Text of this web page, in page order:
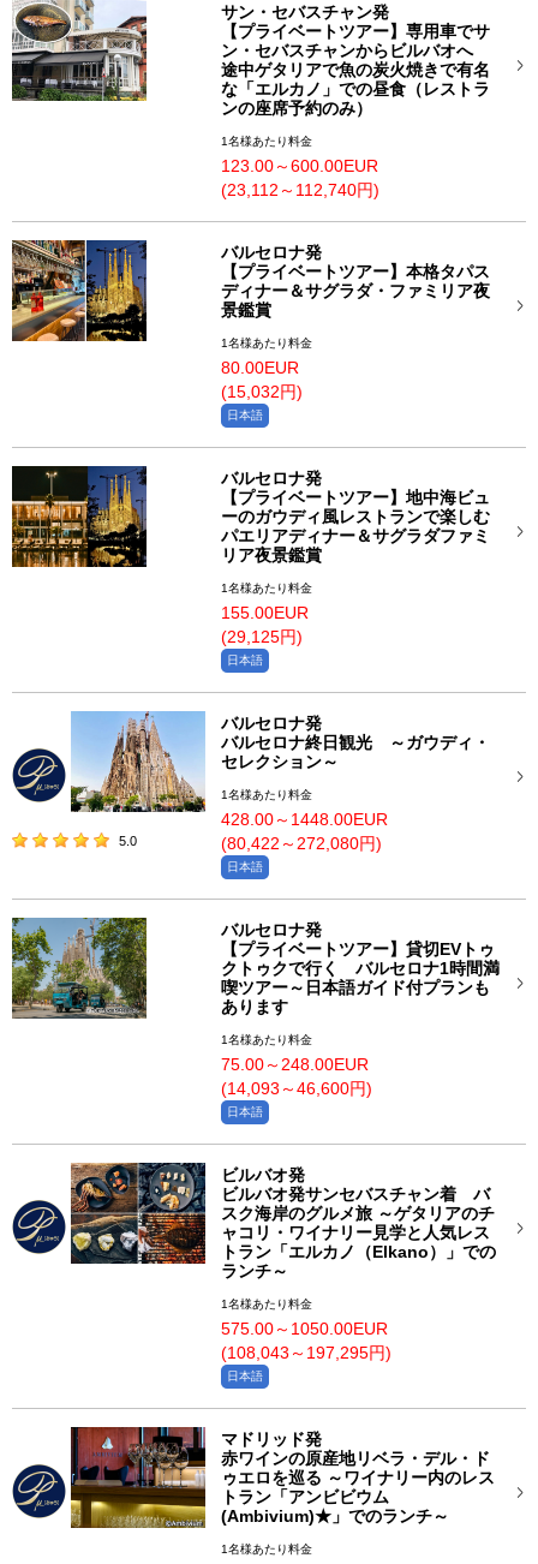
サン・セバスチャン発
【プライベートツアー】専用車でサ
ン・セバスチャンからビルバオへ
途中ゲタリアで魚の炭火焼きで有名
な「エルカノ」での昼食（レストラ
ンの座席予約のみ）
1名様あたり料金
123.00～600.00EUR
(23,112～112,740円)
バルセロナ発
【プライベートツアー】本格タパス
ディナー＆サグラダ・ファミリア夜
景鑑賞
1名様あたり料金
80.00EUR
(15,032円)
日本語
バルセロナ発
【プライベートツアー】地中海ビュ
ーのガウディ風レストランで楽しむ
パエリアディナー＆サグラダファミ
リア夜景鑑賞
1名様あたり料金
155.00EUR
(29,125円)
日本語
5.0
バルセロナ発
バルセロナ終日観光 ～ガウディ・
セレクション～
1名様あたり料金
428.00～1448.00EUR
(80,422～272,080円)
日本語
バルセロナ発
【プライベートツアー】貸切EVトゥ
クトゥクで行く バルセロナ1時間満
喫ツアー～日本語ガイド付プランも
あります
1名様あたり料金
75.00～248.00EUR
(14,093～46,600円)
日本語
ビルバオ発
ビルバオ発サンセバスチャン着 バ
スク海岸のグルメ旅 ～ゲタリアのチ
ャコリ・ワイナリー見学と人気レス
トラン「エルカノ（Elkano）」での
ランチ～
1名様あたり料金
575.00～1050.00EUR
(108,043～197,295円)
日本語
マドリッド発
赤ワインの原産地リベラ・デル・ド
ゥエロを巡る ～ワイナリー内のレス
トラン「アンビビウム
(Ambivium)★」でのランチ～
1名様あたり料金